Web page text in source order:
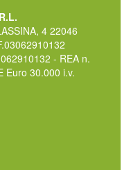
4 22046
- REA n.
Euro 30.000 i.v.